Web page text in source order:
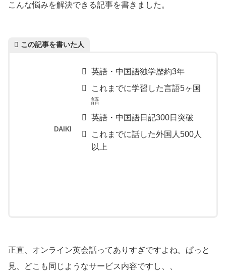
こんな悩みを解決できる記事を書きました。
この記事を書いた人
DAIKI
英語・中国語独学歴約3年
これまでに学習した言語5ヶ国
語
英語・中国語日記300日突破
これまでに話した外国人500人
以上
正直、オンライン英会話ってありすぎですよね。ぱっと
見、どこも同じようなサービス内容ですし、、